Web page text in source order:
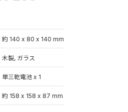
約 140 x 80 x 140 mm
木製, ガラス
単三乾電池 x 1
約 158 x 158 x 87 mm